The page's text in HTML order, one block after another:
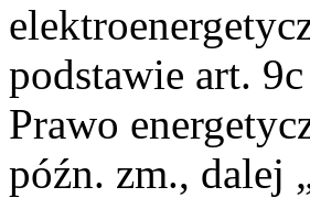
podstawie art.
Prawo
późn. zm., dalej